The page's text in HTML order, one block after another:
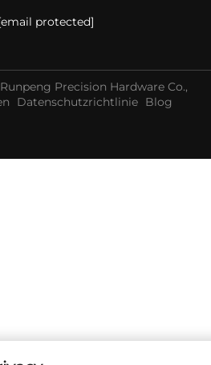
protected]
Precision Hardware Co.,
Datenschutzrichtlinie Blog